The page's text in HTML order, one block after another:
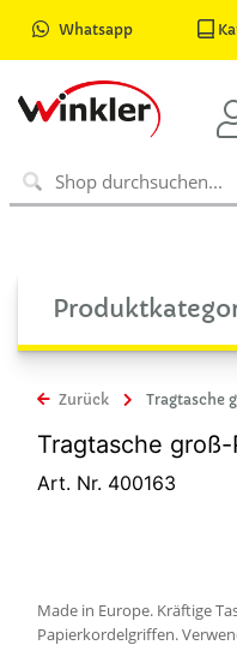
Whatsapp
Zurück Tragtasche
Tragtasche
Art. Nr. 400163
Made in Europe. Kräftige
Papierkordelgriffen.